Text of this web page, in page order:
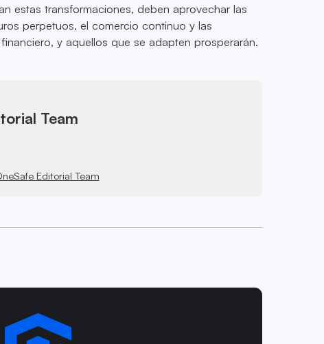
estas transformaciones, deben aprovechar las
perpetuos, el comercio continuo y las
y aquellos que se adapten prosperarán.
Team
Editorial Team